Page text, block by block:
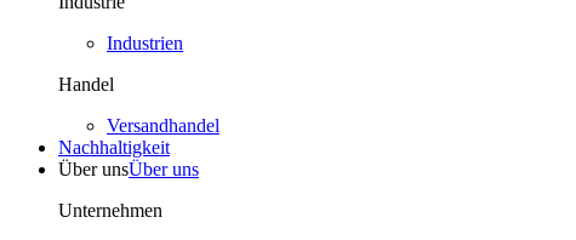
Industrien
Handel
Versandhandel
Nachhaltigkeit
Über unsÜber uns
Unternehmen